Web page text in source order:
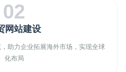
02
网站建设
助力企业拓展海外市场，实现全球
化布局